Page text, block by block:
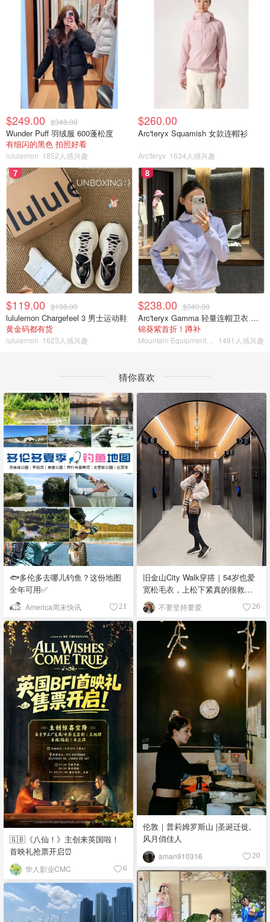
$249.00 $348.00
Wunder Puff 羽绒服 600蓬松度
有细闪的黑色 拍照好看
lululemon 1852人感兴趣
$260.00
Arc'teryx Squamish 女款连帽衫
Arc'teryx 1634人感兴趣
7
$119.00 $198.00
lululemon Chargefeel 3 男士运动鞋
黄金码都有货
lululemon 1623人感兴趣
8
$238.00 $340.00
Arc'teryx Gamma 轻量连帽卫衣 女款
锦葵紫首折！蹲补
1491人感兴趣
猜你喜欢
🐟多伦多去哪儿钓鱼？这份地图
全年可用✅
America周末快讯 21
旧金山City Walk穿搭｜54岁也爱
宽松毛衣，上松下紧真的很救比
例
不要坚持要爱 26
🇬🇧《八仙！》主创来英国啦！
首映礼抢票开启⏰
华人影业CMC 6
伦敦｜普莉姆罗斯山 |圣诞迁徙,
风月俏佳人
aman910316 20